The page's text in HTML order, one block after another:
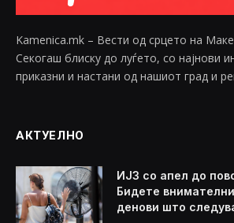
Kamenica.mk – Вести од срцето на
Секогаш блиску до луѓето, со најнови
приказни и настани од нашиот град и
АКТУЕЛНО
ИЈЗ со апел до
Бидете
денови што